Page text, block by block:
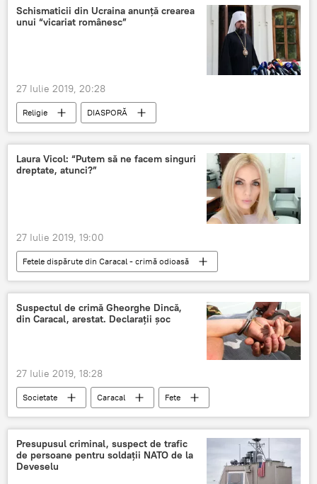
Profesori
Schismaticii din Ucraina anunță crearea
unui “vicariat românesc”
27 Iulie 2019, 20:28
Religie
DIASPORĂ
Biserica ortodoxă Ucraineană
Ucraina
Români
Laura Vicol: “Putem să ne facem singuri
dreptate, atunci?”
27 Iulie 2019, 19:00
Fetele dispărute din Caracal - crimă odioasă
Societate
Caracal
Laura Vicol
Crimă criminal
Suspectul de crimă Gheorghe Dincă,
din Caracal, arestat. Declarații șoc
27 Iulie 2019, 18:28
Societate Caracal
Fete
criminal
Presupusul criminal, suspect de trafic
de persoane pentru soldații NATO de la
Deveselu